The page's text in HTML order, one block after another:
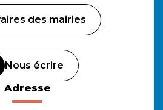
des mairies
Nous écrire
Adresse